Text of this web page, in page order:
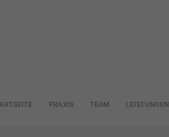
PRAXIS TEAM LEISTUNGEN